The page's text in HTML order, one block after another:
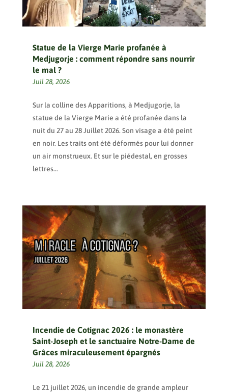
Statue de la Vierge Marie profanée à
Medjugorje : comment répondre sans nourrir
le mal ?
Juil 28, 2026
Sur la colline des Apparitions, à Medjugorje, la
statue de la Vierge Marie a été profanée dans la
nuit du 27 au 28 Juillet 2026. Son visage a été peint
en noir. Les traits ont été déformés pour lui donner
un air monstrueux. Et sur le piédestal, en grosses
lettres...
Incendie de Cotignac 2026 : le monastère
Saint-Joseph et le sanctuaire Notre-Dame de
Grâces miraculeusement épargnés
Juil 28, 2026
Le 21 juillet 2026, un incendie de grande ampleur